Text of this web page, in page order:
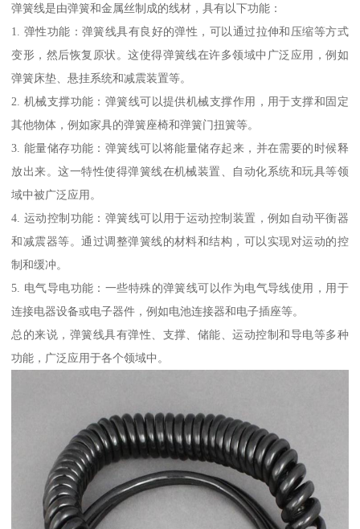
弹簧线是由弹簧和金属丝制成的线材，具有以下功能：
1. 弹性功能：弹簧线具有良好的弹性，可以通过拉伸和压缩等方式
变形，然后恢复原状。这使得弹簧线在许多领域中广泛应用，例如
弹簧床垫、悬挂系统和减震装置等。
2. 机械支撑功能：弹簧线可以提供机械支撑作用，用于支撑和固定
其他物体，例如家具的弹簧座椅和弹簧门扭簧等。
3. 能量储存功能：弹簧线可以将能量储存起来，并在需要的时候释
放出来。这一特性使得弹簧线在机械装置、自动化系统和玩具等领
域中被广泛应用。
4. 运动控制功能：弹簧线可以用于运动控制装置，例如自动平衡器
和减震器等。通过调整弹簧线的材料和结构，可以实现对运动的控
制和缓冲。
5. 电气导电功能：一些特殊的弹簧线可以作为电气导线使用，用于
连接电器设备或电子器件，例如电池连接器和电子插座等。
总的来说，弹簧线具有弹性、支撑、储能、运动控制和导电等多种
功能，广泛应用于各个领域中。